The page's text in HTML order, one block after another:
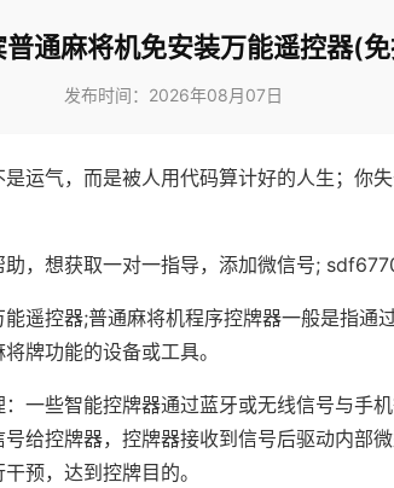
普通麻将机免安装万能遥控器(
发布时间：2026年08月07日
运气，而是被人用代码算计好的人生；你
，想获取一对一指导，添加微信号;
遥控器;普通麻将机程序控牌器一般是指通
牌功能的设备或工具。
一些智能控牌器通过蓝牙或无线信号与手
给控牌器，控牌器接收到信号后驱动内部
预，达到控牌目的。